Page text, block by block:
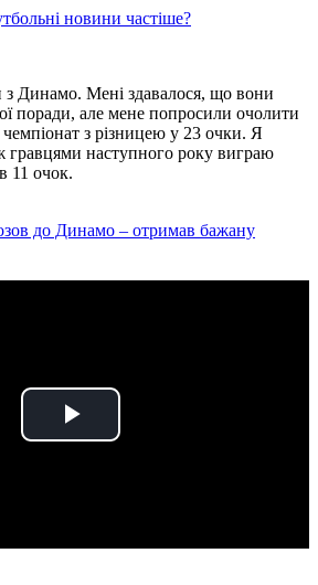
новини частіше?
з Динамо. Мені здавалося, що вони
поради, але мене попросили очолити
з різницею у 23 очки. Я
гравцями наступного року виграю
11 очок.
до Динамо – отримав бажану
Play